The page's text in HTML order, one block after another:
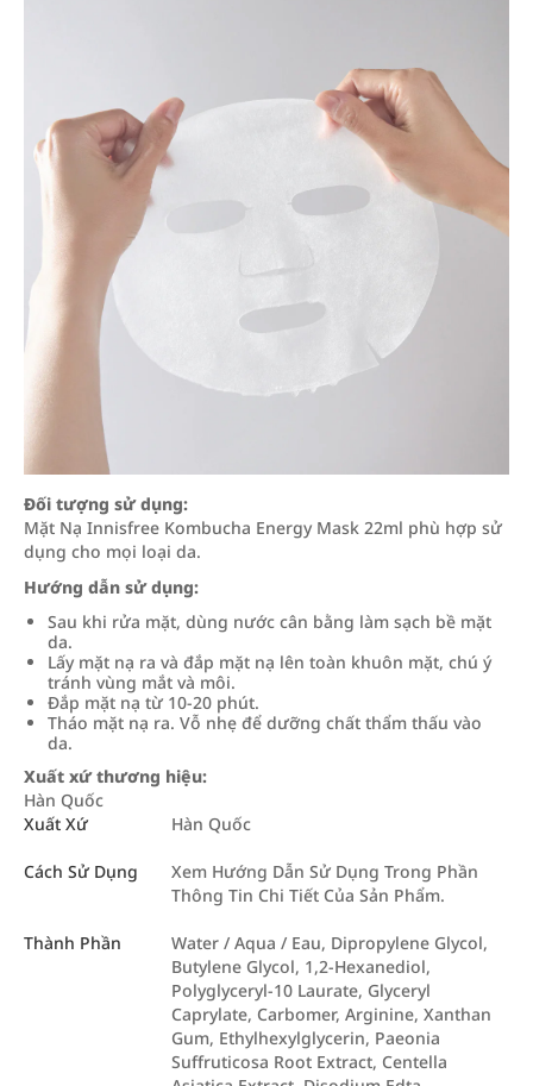
Đối tượng sử dụng:
Mặt Nạ Innisfree Kombucha Energy Mask 22ml phù hợp sử
dụng cho mọi loại da.
Hướng dẫn sử dụng:
Sau khi rửa mặt, dùng nước cân bằng làm sạch bề mặt
da.
Lấy mặt nạ ra và đắp mặt nạ lên toàn khuôn mặt, chú ý
tránh vùng mắt và môi.
Đắp mặt nạ từ 10-20 phút.
Tháo mặt nạ ra. Vỗ nhẹ để dưỡng chất thẩm thấu vào
da.
Xuất xứ thương hiệu:
Hàn Quốc
Xuất Xứ
Hàn Quốc
Cách Sử Dụng
Xem Hướng Dẫn Sử Dụng Trong Phần
Thông Tin Chi Tiết Của Sản Phẩm.
Thành Phần
Water / Aqua / Eau, Dipropylene Glycol,
Butylene Glycol, 1,2-Hexanediol,
Polyglyceryl-10 Laurate, Glyceryl
Caprylate, Carbomer, Arginine, Xanthan
Gum, Ethylhexylglycerin, Paeonia
Suffruticosa Root Extract, Centella